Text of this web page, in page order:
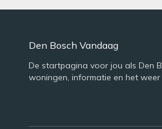
Den Bosch Vandaag
De startpagina voor jou als Den
woningen, informatie en het weer